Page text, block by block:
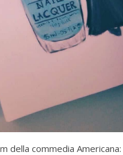
della commedia Americana: